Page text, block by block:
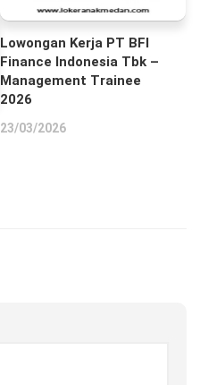
Lowongan Kerja PT BFI
Finance Indonesia Tbk –
Management Trainee
2026
23/03/2026